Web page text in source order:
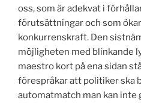
oss, som är adekvat i
förutsättningar och som
konkurrenskraft. Den
möjligheten med blinkande
maestro kort på ena sidan
förespråkar att politiker ska
automatmatch man kan inte